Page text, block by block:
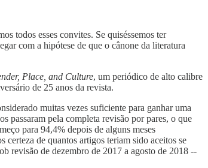
todos esses convites. Se quiséssemos ter
com a hipótese de que o cânone da literatura
Place, and Culture, um periódico de alto calibre
de 25 anos da revista.
muitas vezes suficiente para ganhar uma
passaram pela completa revisão por pares, o que
para 94,4% depois de alguns meses
de quantos artigos teriam sido aceitos se
revisão de dezembro de 2017 a agosto de 2018 --